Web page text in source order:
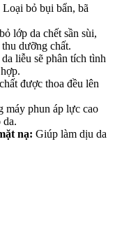
Loại bỏ bụi bẩn, bã
lớp da chết sần sùi,
dưỡng chất.
liễu sẽ phân tích tình
được thoa đều lên
máy phun áp lực cao
da.
nạ: Giúp làm dịu da